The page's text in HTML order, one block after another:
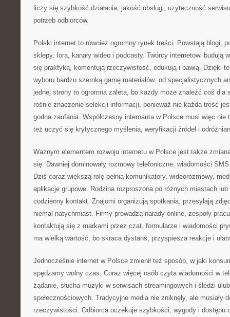
liczy się szybkość działania, jakość obsługi, użyteczność
potrzeb odbiorców.
Polski internet to również ogromny rynek treści. Powstają blogi,
sklepy, fora, kanały wideo i podcasty. Twórcy internetowi budują
się praktyką, komentują rzeczywistość, edukują i bawią. Dzięki
wyboru bardzo szeroką gamę materiałów: od specjalistycznych
jednej strony to ogromna zaleta, bo każdy może znaleźć coś dla
rośnie znaczenie selekcji informacji, ponieważ nie każda treść
godna zaufania. Współczesny internauta w Polsce musi więc
też uczyć się krytycznego myślenia, weryfikacji źródeł i
Ważnym elementem rozwoju internetu w Polsce jest także
się. Dawniej dominowały rozmowy telefoniczne, wiadomości
Dziś coraz większą rolę pełnią komunikatory, wideorozmowy,
aplikacje grupowe. Rodzina rozproszona po różnych miastach
codzienny kontakt. Znajomi organizują spotkania, przesyłają
niemal natychmiast. Firmy prowadzą narady online, zespoły
kontaktują się z markami przez czat, formularze i wiadomości
ma wielką wartość, bo skraca dystans, przyspiesza reakcje i
Jednocześnie internet w Polsce zmienił też sposób, w jaki
spędzamy wolny czas. Coraz więcej osób czyta wiadomości w
żądanie, słucha muzyki w serwisach streamingowych i śledzi
społecznościowych. Tradycyjne media nie zniknęły, ale musiały
rzeczywistości. Odbiorca oczekuje szybkości, wygody i dostępu